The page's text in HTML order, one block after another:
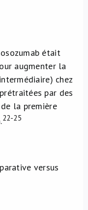
était
augmenter la
chez
par des
la première
22-25
versus